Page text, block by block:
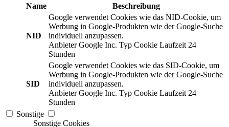
Name
Beschreibung
NID
Google verwendet Cookies wie das NID-Cookie, um
Werbung in Google-Produkten wie der Google-Suche
individuell anzupassen.
Anbieter Google Inc. Typ Cookie Laufzeit 24
Stunden
SID
Google verwendet Cookies wie das SID-Cookie, um
Werbung in Google-Produkten wie der Google-Suche
individuell anzupassen.
Anbieter Google Inc. Typ Cookie Laufzeit 24
Stunden
Sonstige
Sonstige Cookies